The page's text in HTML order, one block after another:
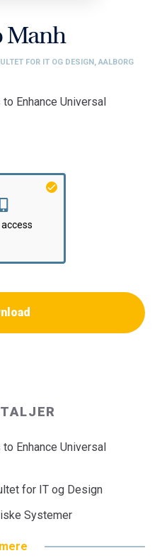
Manh
FOR IT OG DESIGN, AALBORG
Enhance Universal
for IT og Design
Enhance Universal
for IT og Design
Systemer